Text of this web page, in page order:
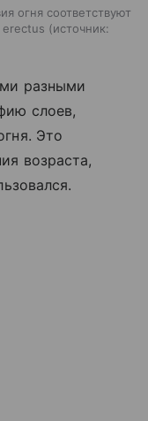
огня соответствуют
erectus
источник:
разными
слоев,
Это
возраста,